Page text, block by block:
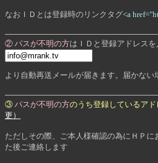
なおＩＤとは登録時のリンクタグ<a
② パスが不明の方はＩＤと登録アドレスを
より自動再送メールが届きます。届かな
③ パスが不明の方のうち登録しているア
更）
ただしその際、ご本人様確認の為にＨＰに
た後ご連絡します